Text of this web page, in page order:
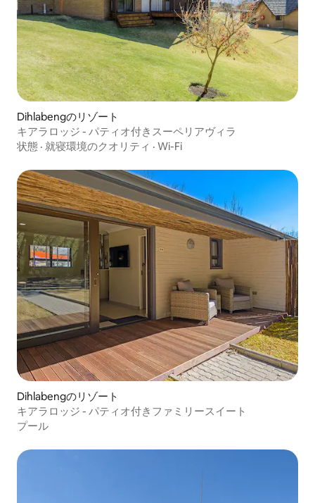
Dihlabengのリゾート
キアラロッジ - パティオ付きスーペリアヴィラ
状態 · 就寝環境のクオリティ · Wi-Fi
Dihlabengのリゾート
キアラロッジ - パティオ付きファミリースイート
プール